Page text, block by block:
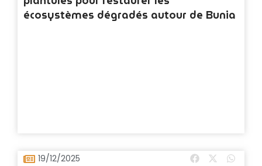
écosystèmes dégradés autour de Bunia
19/12/2025